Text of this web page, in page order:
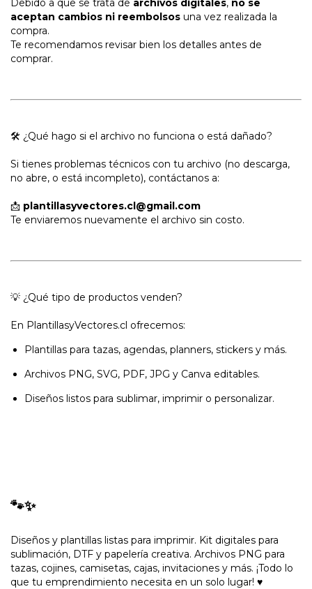
Debido a que se trata de archivos digitales, no se
aceptan cambios ni reembolsos una vez realizada la
compra.
Te recomendamos revisar bien los detalles antes de
comprar.
🛠 ¿Qué hago si el archivo no funciona o está dañado?
Si tienes problemas técnicos con tu archivo (no descarga,
no abre, o está incompleto), contáctanos a:
📩 plantillasyvectores.cl@gmail.com
Te enviaremos nuevamente el archivo sin costo.
💡 ¿Qué tipo de productos venden?
En PlantillasyVectores.cl ofrecemos:
Plantillas para tazas, agendas, planners, stickers y más.
Archivos PNG, SVG, PDF, JPG y Canva editables.
Diseños listos para sublimar, imprimir o personalizar.
🐾✨
Diseños y plantillas listas para imprimir. Kit digitales para
sublimación, DTF y papelería creativa. Archivos PNG para
tazas, cojines, camisetas, cajas, invitaciones y más. ¡Todo lo
que tu emprendimiento necesita en un solo lugar! ♥